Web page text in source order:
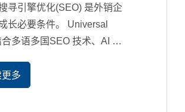
寻引擎优化(SEO) 是外销企
长必要条件。 Universal
多语多国SEO 技术、AI 搜
多